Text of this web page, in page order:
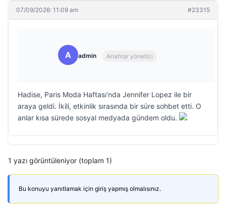
07/09/2026: 11:09 am #23315
A admin Anahtar yönetici
Hadise, Paris Moda Haftası’nda Jennifer Lopez ile bir
araya geldi. İkili, etkinlik sırasında bir süre sohbet etti. O
anlar kısa sürede sosyal medyada gündem oldu.
1 yazı görüntüleniyor (toplam 1)
Bu konuyu yanıtlamak için giriş yapmış olmalısınız.